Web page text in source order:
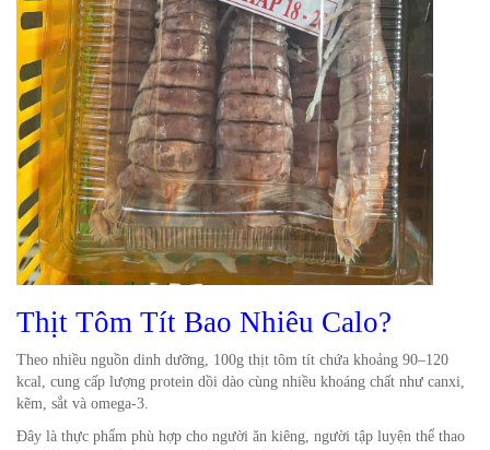
Thịt Tôm Tít Bao Nhiêu Calo?
Theo nhiều nguồn dinh dưỡng, 100g thịt tôm tít chứa khoảng 90–120
kcal, cung cấp lượng protein dồi dào cùng nhiều khoáng chất như canxi,
kẽm, sắt và omega-3.
Đây là thực phẩm phù hợp cho người ăn kiêng, người tập luyện thể thao